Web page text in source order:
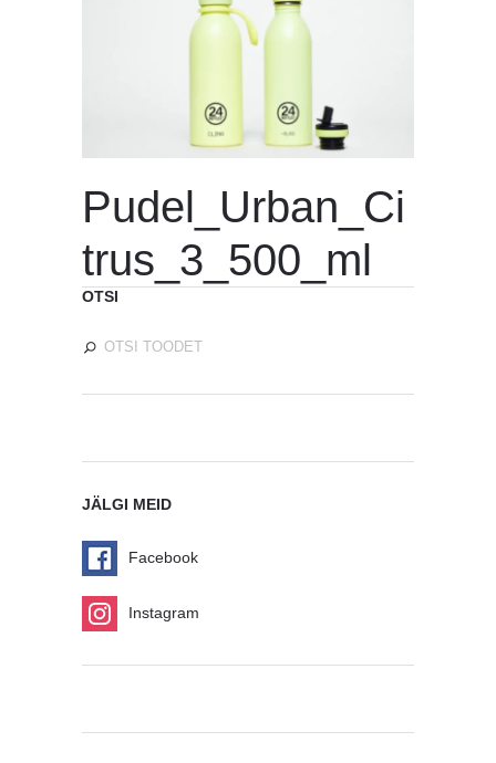
Pudel_Urban_Ci
trus_3_500_ml
OTSI
JÄLGI MEID
Facebook
Instagram